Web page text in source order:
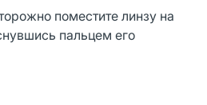
поместите линзу на
пальцем его